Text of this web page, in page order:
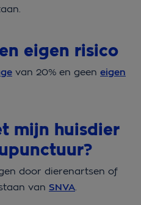
eigen risico
van 20% en geen eigen
mijn huisdier
door dierenartsen of
van SNVA.